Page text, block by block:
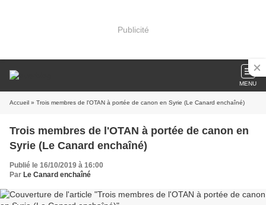
Publicité
MENU
Accueil » Trois membres de l'OTAN à portée de canon en Syrie (Le Canard enchaîné)
Trois membres de l'OTAN à portée de canon en
Syrie (Le Canard enchaîné)
Publié le 16/10/2019 à 16:00
Par Le Canard enchaîné